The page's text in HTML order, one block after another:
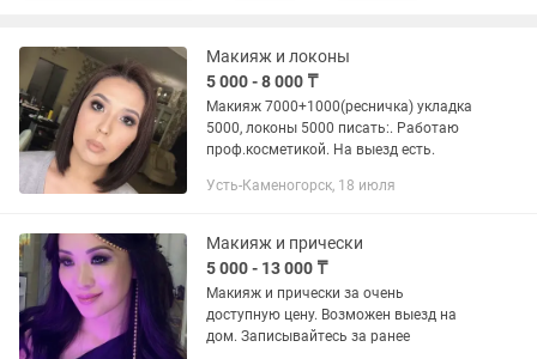
Макияж и локоны
5 000 - 8 000 ₸
Макияж 7000+1000(ресничка) укладка
5000, локоны 5000 писать:. Работаю
проф.косметикой. На выезд есть.
Усть-Каменогорск, 18 июля
Макияж и прически
5 000 - 13 000 ₸
Макияж и прически за очень
доступную цену. Возможен выезд на
дом. Записывайтесь за ранее